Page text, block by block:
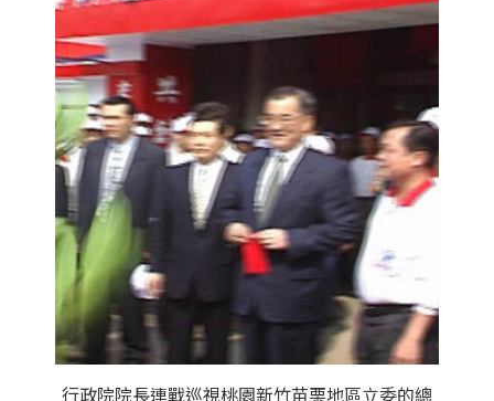
行政院院長連戰巡視桃園新竹苗栗地區立委的總